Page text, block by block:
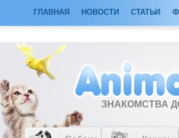
ГЛАВНАЯ НОВОСТИ СТАТЬИ
ЗНАКОМСТВА